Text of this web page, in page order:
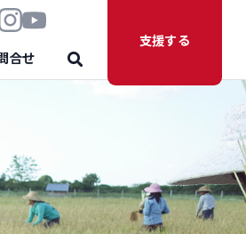
合せ
支援する